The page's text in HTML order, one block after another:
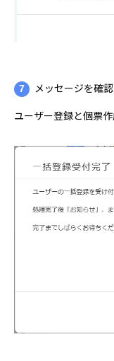
7 メッセージを確
ユーザー登録と個票